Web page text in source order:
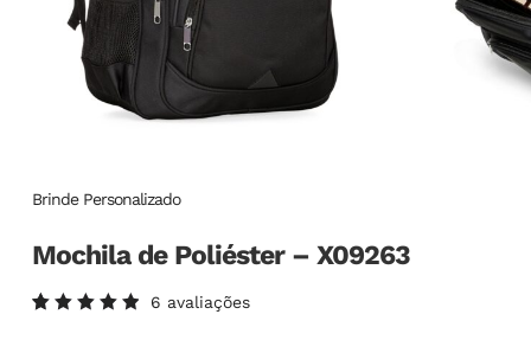
Brinde Personalizado
Mochila de Poliéster – X09263
6 avaliações